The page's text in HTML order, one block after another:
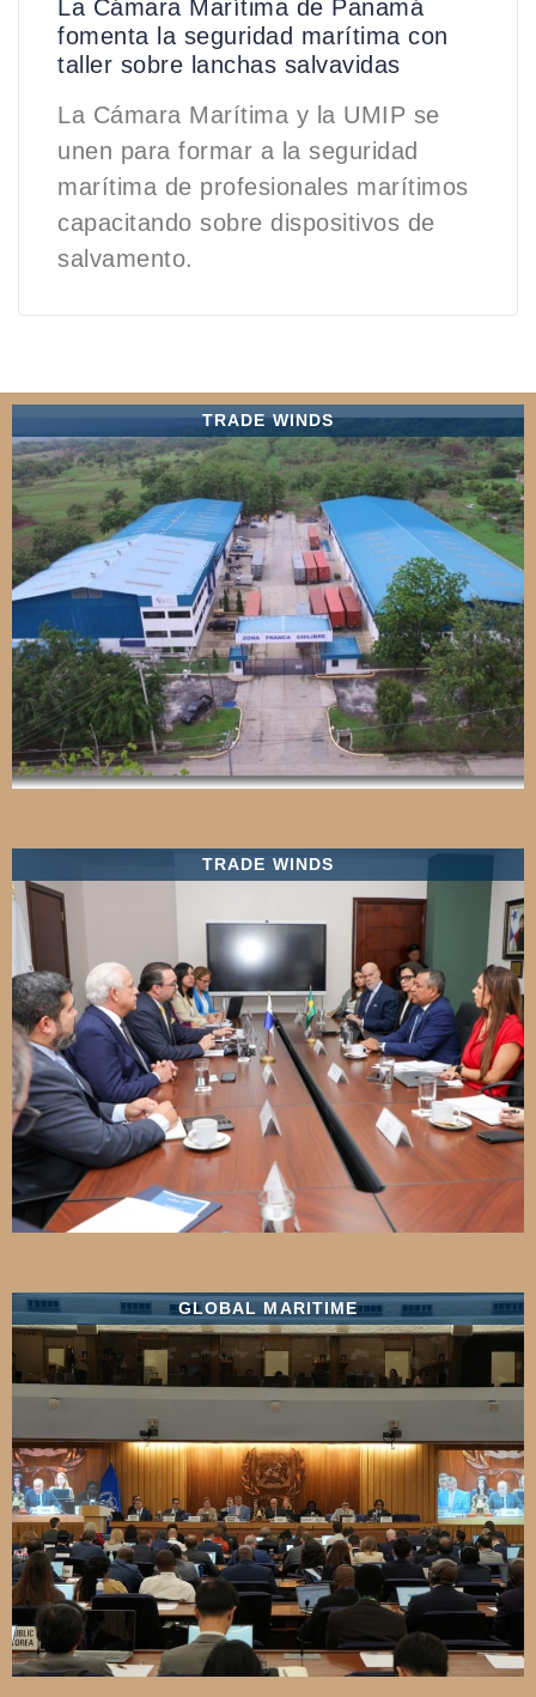
La Cámara Marítima de Panamá
fomenta la seguridad marítima con
taller sobre lanchas salvavidas
La Cámara Marítima y la UMIP se
unen para formar a la seguridad
marítima de profesionales marítimos
capacitando sobre dispositivos de
salvamento.
TRADE WINDS
TRADE WINDS
GLOBAL MARITIME